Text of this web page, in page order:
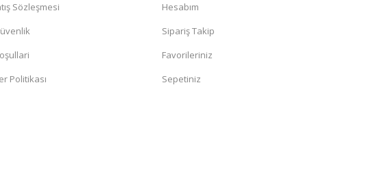
Sözleşmesi
Politikası
Hesabım
Sipariş Takip
Favorileriniz
Sepetiniz